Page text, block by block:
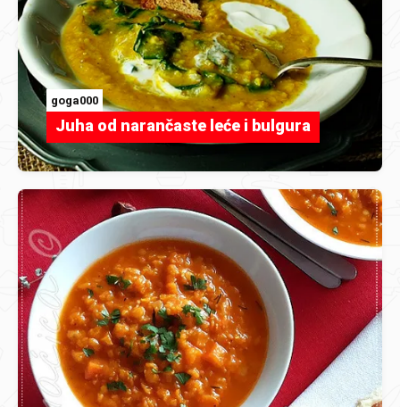
goga000
Juha od narančaste leće i bulgura